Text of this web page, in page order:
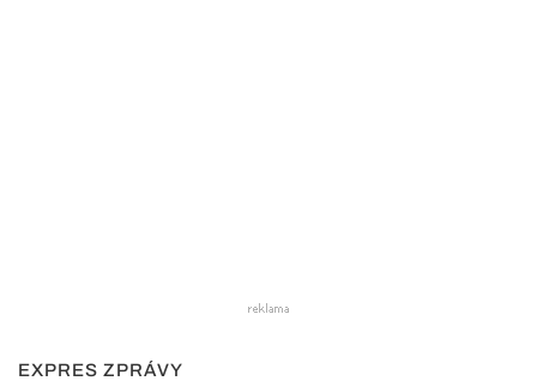
EXPRES ZPRÁVY